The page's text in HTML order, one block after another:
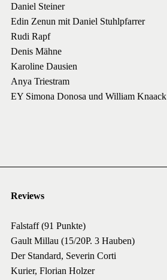
Daniel Steiner
Edin Zenun mit Daniel Stuhlpfarrer
Rudi Rapf
Denis Mähne
Karoline Dausien
Anya Triestram
EY Simona Donosa und William Knaack
Reviews
Falstaff (91 Punkte)
Gault Millau (15/20P. 3 Hauben)
Der Standard, Severin Corti
Kurier, Florian Holzer